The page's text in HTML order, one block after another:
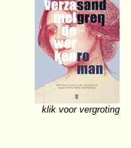
klik voor vergroting